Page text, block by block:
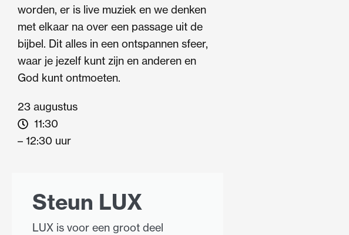
worden, er is live muziek en we denken
met elkaar na over een passage uit de
bijbel. Dit alles in een ontspannen sfeer,
waar je jezelf kunt zijn en anderen en
God kunt ontmoeten.
23 augustus
11:30
– 12:30 uur
Steun LUX
LUX is voor een groot deel